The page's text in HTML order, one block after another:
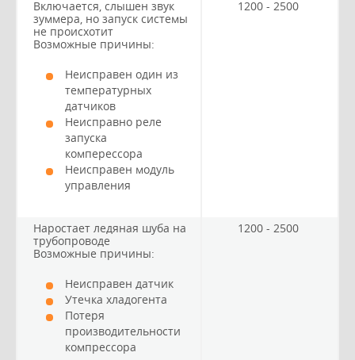
Включается, слышен звук
зуммера, но запуск системы
не происхотит
Возможные причины:
Неисправен один из
температурных
датчиков
Неисправно реле
запуска
комперессора
Неисправен модуль
управления
1200 - 2500
Наростает ледяная шуба на
трубопроводе
Возможные причины:
Неисправен датчик
Утечка хладогента
Потеря
производительности
компрессора
1200 - 2500